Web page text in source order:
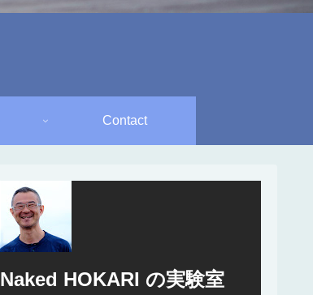
Contact
Naked HOKARI の実験室